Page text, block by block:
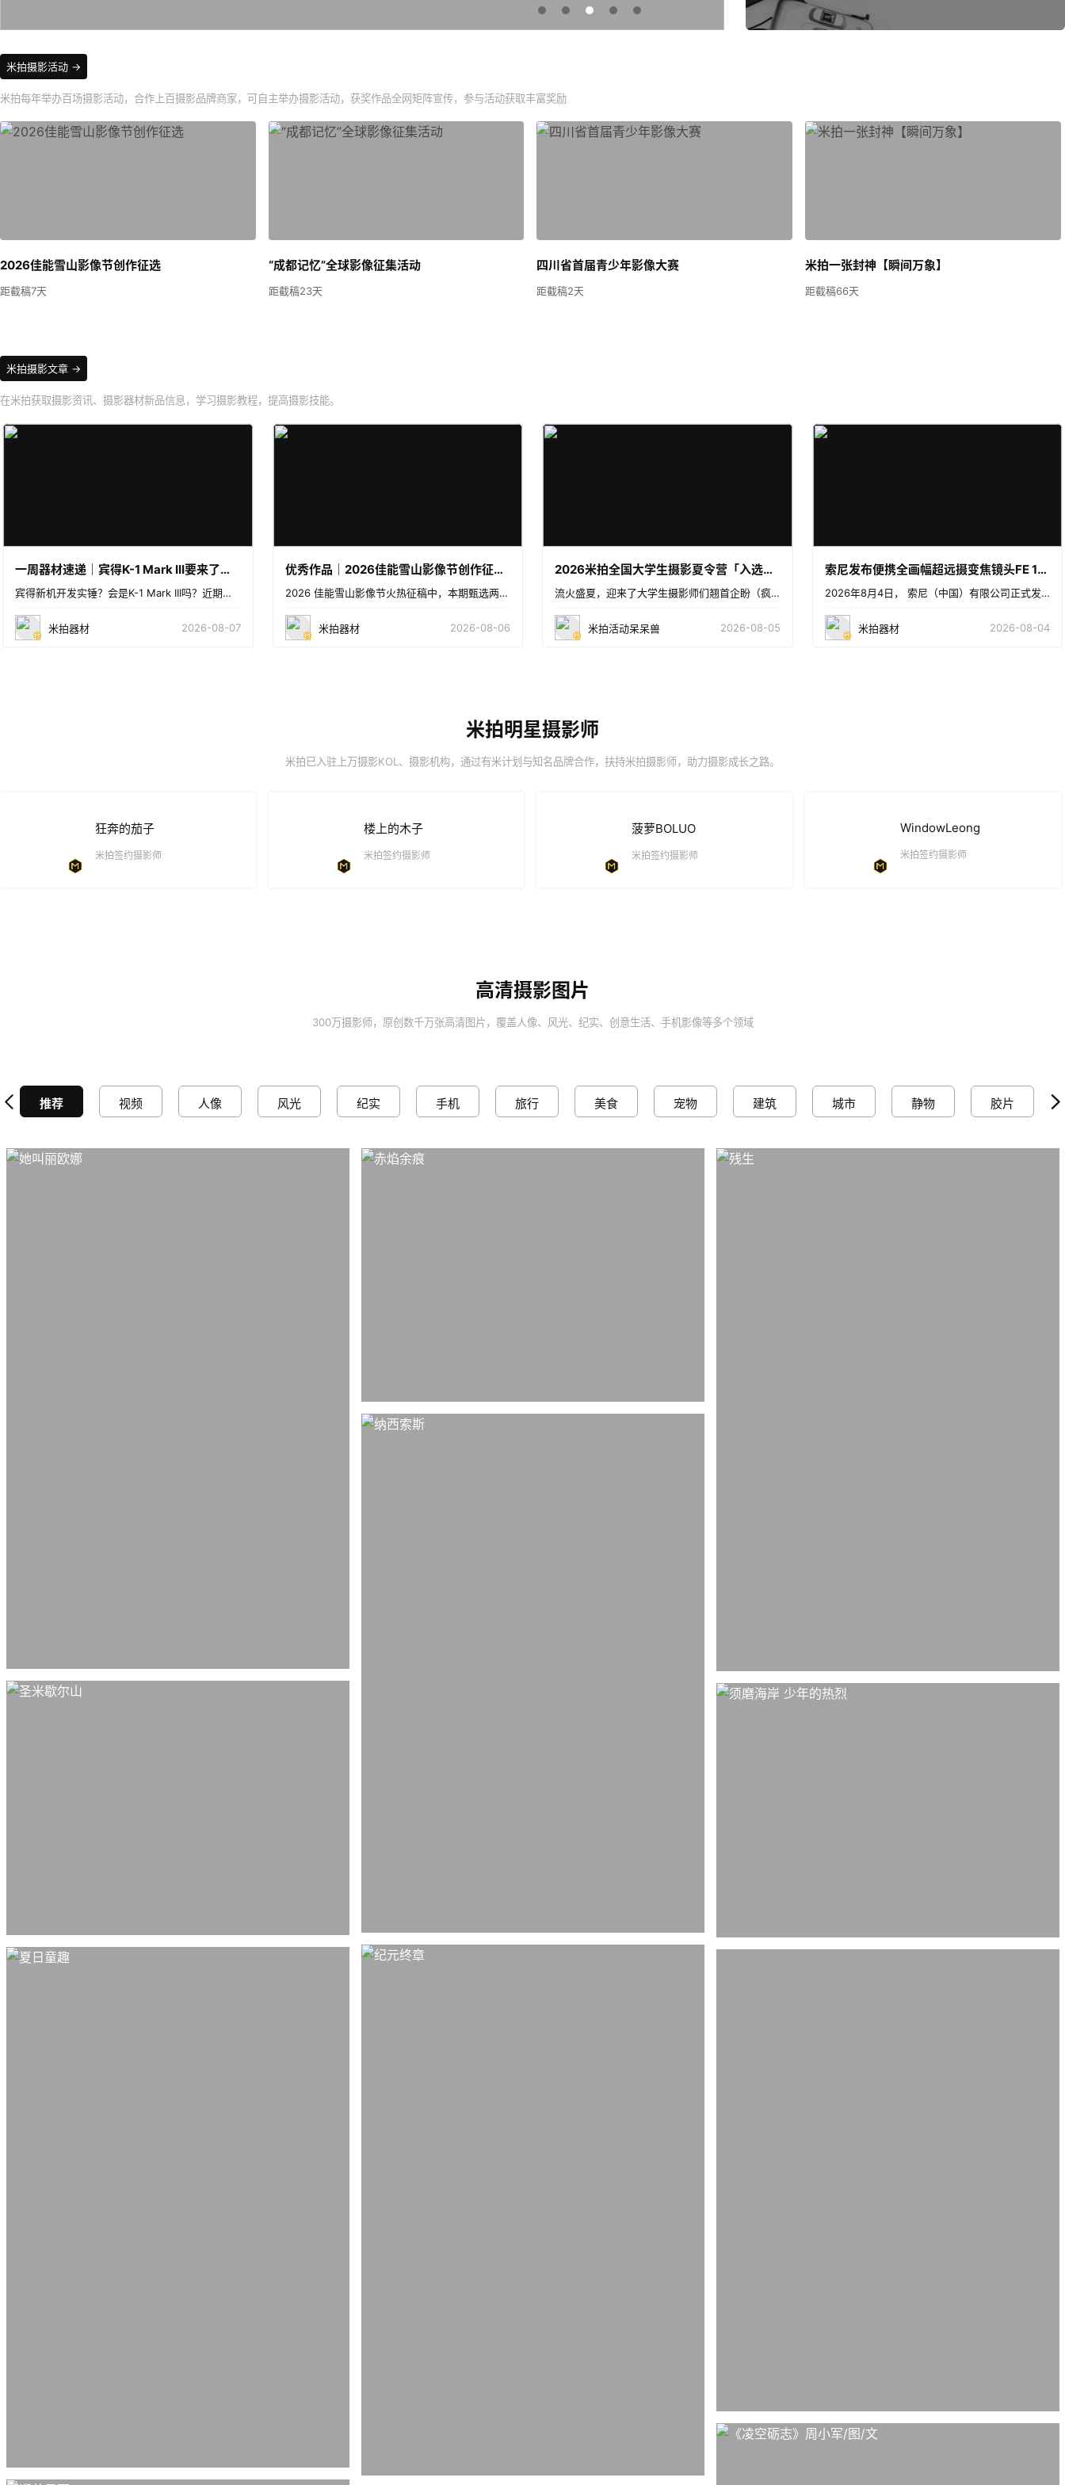
米拍摄影活动
米拍每年举办百场摄影活动，合作上百摄影品牌商家，可自主举办摄影活动，获奖作品全网矩阵宣传，参与活动获取丰富奖励
2026佳能雪山影像节创作征选
距截稿7天
“成都记忆”全球影像征集活动
距截稿23天
四川省首届青少年影像大赛
距截稿2天
米拍一张封神【瞬间万象】
距截稿66天
米拍摄影文章
在米拍获取摄影资讯、摄影器材新品信息，学习摄影教程，提高摄影技能。
一周器材速递｜宾得K-1 Mark III要来了？佳能新款超远摄镜头即将发布？
宾得新机开发实锤？会是K-1 Mark III吗？近期，海外有传闻称，宾得将推出新款相机，现在正在积
米拍器材 2026-08-07
优秀作品｜2026佳能雪山影像节创作征选佳作赏析第六期
2026 佳能雪山影像节火热征稿中，本期甄选两部以北国冬日雪山为主题的投稿短片。摄影师奔赴冰封雪域群
米拍器材 2026-08-06
2026米拍全国大学生摄影夏令营「入选名单」公布！
流火盛夏，迎来了大学生摄影师们翘首企盼（疯狂催促）的时刻！「2026米拍全国大学生摄影夏令营」将奔赴
米拍活动呆呆兽 2026-08-05
索尼发布便携全画幅超远摄变焦镜头FE 100-400mm F5.6-8 OSS
2026年8月4日， 索尼（中国）有限公司正式发布轻巧便携全画幅超远摄变焦镜头FE 100-400m
米拍器材 2026-08-04
米拍明星摄影师
米拍已入驻上万摄影KOL、摄影机构，通过有米计划与知名品牌合作，扶持米拍摄影师，助力摄影成长之路。
狂奔的茄子
米拍签约摄影师
楼上的木子
米拍签约摄影师
菠萝BOLUO
米拍签约摄影师
WindowLeong
米拍签约摄影师
高清摄影图片
300万摄影师，原创数千万张高清图片，覆盖人像、风光、纪实、创意生活、手机影像等多个领域
推荐 视频 人像 风光 纪实 手机 旅行 美食 宠物 建筑 城市 静物 胶片